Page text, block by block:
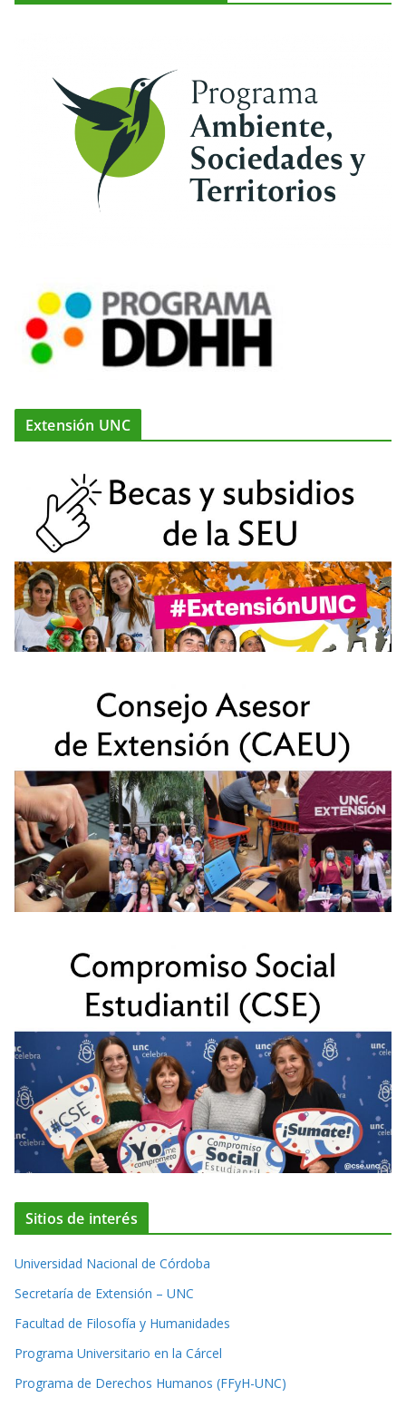
Extensión UNC
Sitios de interés
Universidad Nacional de Córdoba
Secretaría de Extensión – UNC
Facultad de Filosofía y Humanidades
Programa Universitario en la Cárcel
Programa de Derechos Humanos (FFyH-UNC)